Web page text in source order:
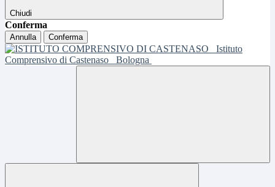
Chiudi
Conferma
Annulla Conferma
Istituto
Comprensivo di Castenaso
Bologna